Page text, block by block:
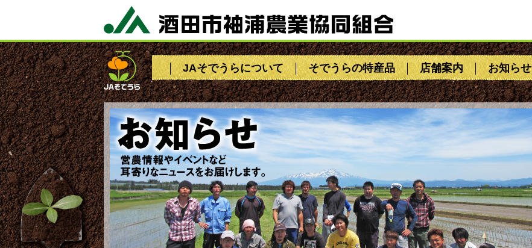
JAそでうらについて そでうらの特産品 店舗案内 お知らせ